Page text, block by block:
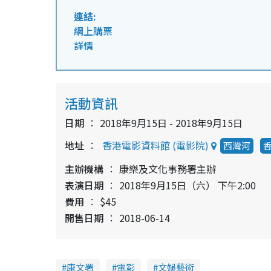
連結:
網上購票
詳情
活動資訊
日期
2018年9月15日 - 2018年9月15日
地址
香港電影資料館 (電影院) 西灣河
主辦機構
康樂及文化事務署主辦
表演日期
2018年9月15日（六） 下午2:00
費用
$45
開售日期
2018-06-14
康文署 電影 文娛藝術